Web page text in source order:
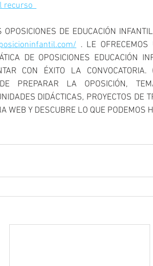
recurso
OPOSICIONES DE EDUCACIÓN
. LE OFRECEMOS
DE OPOSICIONES EDUCACIÓN
CON ÉXITO LA CONVOCATORIA.
PREPARAR LA OPOSICIÓN,
DIDÁCTICAS, PROYECTOS DE
WEB Y DESCUBRE LO QUE PODEMOS